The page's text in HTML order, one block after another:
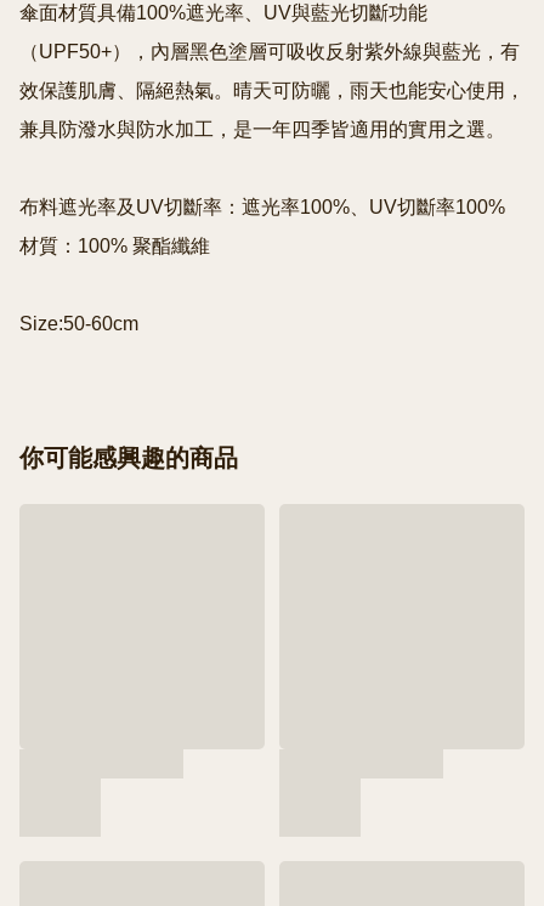
傘面材質具備100%遮光率、UV與藍光切斷功能
（UPF50+），內層黑色塗層可吸收反射紫外線與藍光，有
效保護肌膚、隔絕熱氣。晴天可防曬，雨天也能安心使用，
兼具防潑水與防水加工，是一年四季皆適用的實用之選。
布料遮光率及UV切斷率：遮光率100%、UV切斷率100%
材質：100% 聚酯纖維
Size:50-60cm
你可能感興趣的商品